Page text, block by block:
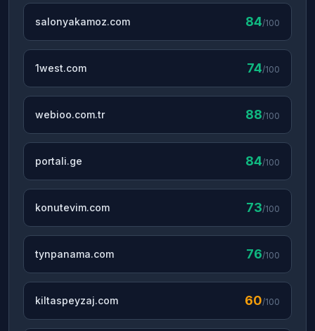
salonyakamoz.com 84/100
1west.com 74/100
webioo.com.tr 88/100
portali.ge 84/100
konutevim.com 73/100
tynpanama.com 76/100
kiltaspeyzaj.com 60/100